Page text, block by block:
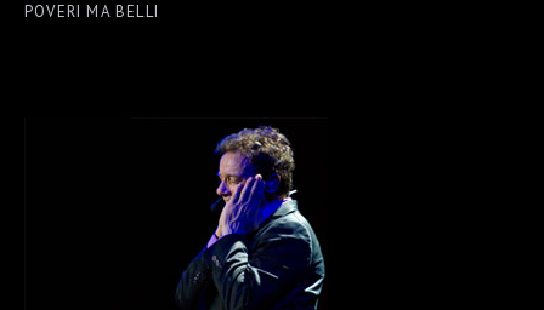
POVERI MA BELLI